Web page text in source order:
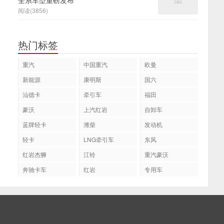
阅读(3856)
热门标签
重汽 中国重汽
欧曼
新能源
康明斯
国六
汕德卡
牵引车
福田
豪沃
上汽红岩
自卸车
蓝牌轻卡
潍柴
发动机
轻卡
LNG牵引车
东风
红岩杰狮
江铃
重汽豪沃
奔驰卡车
红岩 专用车